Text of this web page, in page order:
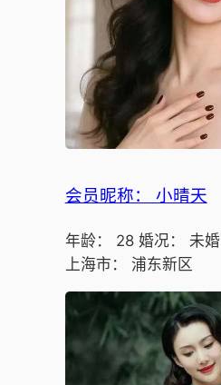
会员昵称： 小晴天
年龄： 28 婚况： 未
上海市： 浦东新区